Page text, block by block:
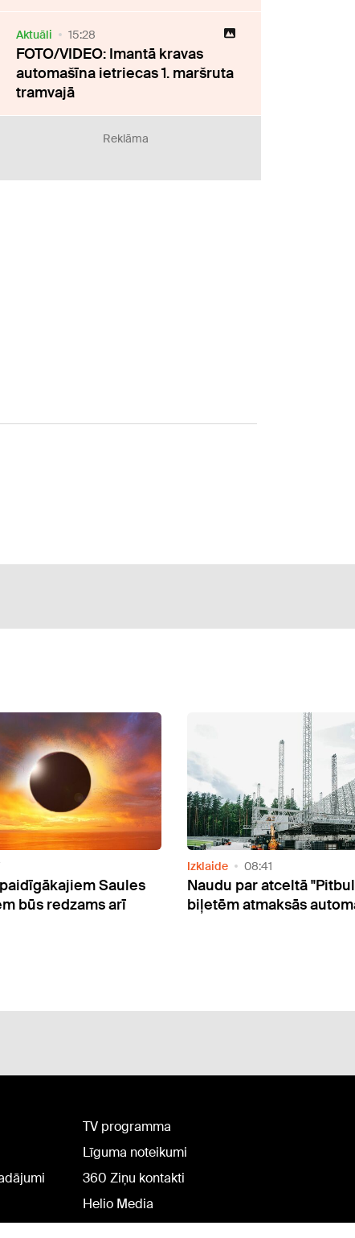
Aktuāli 15:28
FOTO/VIDEO: Imantā kravas
automašīna ietriecas 1. maršruta
tramvajā
Reklāma
par atceltā "Pitbull" koncerta
atmaksās automātiski
Izklaide
Jūrmalā uz
130 čellistu
TV programma
Līguma noteikumi
360 Ziņu kontakti
Helio Media